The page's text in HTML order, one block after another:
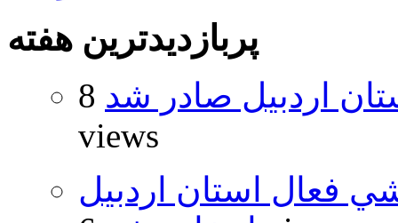
پربازدیدترین هفته
اردبیل صادر شد 8
views
فعال استان اردبيل